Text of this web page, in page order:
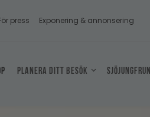
press Exponering & annonsering
Planera ditt besök Sjöjungfrun